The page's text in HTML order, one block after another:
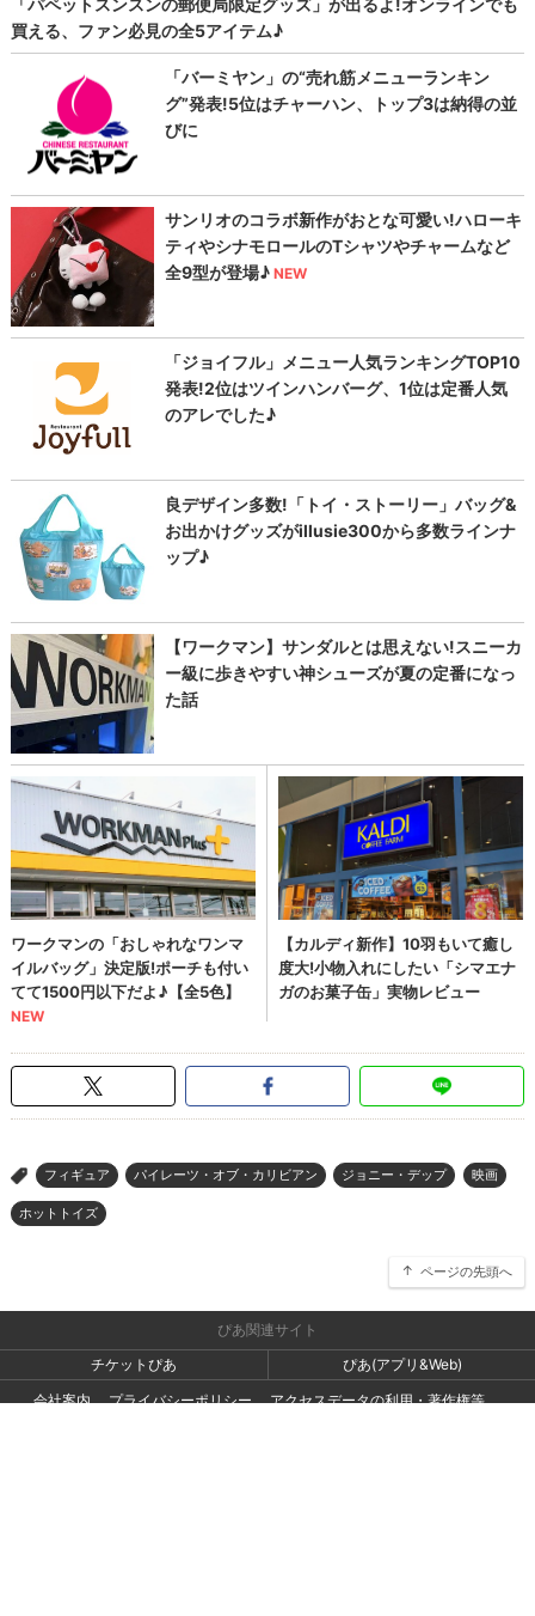
> フィギュア パイレーツ・オブ・カリビアン ジョニー・デップ 映画
ホットトイズ
ページの先頭へ
ぴあ関連サイト
チケットぴあ
ぴあ(アプリ&Web)
会社案内
プライバシーポリシー
アクセスデータの利用・著作権等